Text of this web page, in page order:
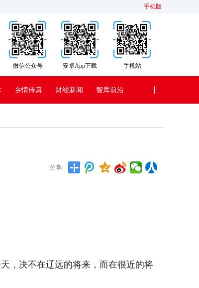
手机版
手机站
安卓App下载
微信公众号
乡情传真 财经新闻 智库前沿
分享:
，决不在辽远的将来，而在很近的将